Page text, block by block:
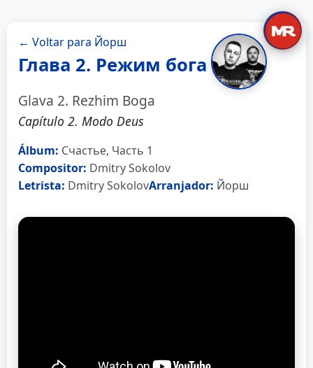
← Voltar para Йорш
Глава 2. Режим бога
Glava 2. Rezhim Boga
Capítulo 2. Modo Deus
Álbum: Счастье, Часть 1
Compositor: Dmitry Sokolov
Letrista: Dmitry SokolovArranjador: Йорш